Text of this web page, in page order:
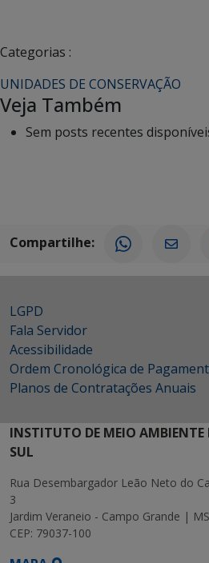
Categorias :
UNIDADES DE CONSERVAÇÃO
Veja Também
Sem posts recentes
Compartilhe:
LGPD
Fala Servidor
Acessibilidade
Ordem Cronológica de
Planos de Contratações Anuais
INSTITUTO DE MEIO AMBIENTE
SUL
Rua Desembargador Leão Neto do
3
Jardim Veraneio - Campo Grande | MS
CEP: 79037-100